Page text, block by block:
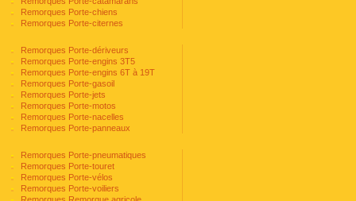
Remorques Porte-chiens
Remorques Porte-citernes
Remorques Porte-dériveurs
Remorques Porte-engins 3T5
Remorques Porte-engins 6T à 19T
Remorques Porte-gasoil
Remorques Porte-jets
Remorques Porte-motos
Remorques Porte-nacelles
Remorques Porte-panneaux
Remorques Porte-pneumatiques
Remorques Porte-touret
Remorques Porte-vélos
Remorques Porte-voiliers
Remorques Remorque agricole